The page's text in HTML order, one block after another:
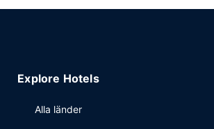
Boendet har även gratis wi-fi,
hotell ståtar med, eller stanna på
måltider på deras kafé. Koppla av med
Explore Hotels
Alla länder